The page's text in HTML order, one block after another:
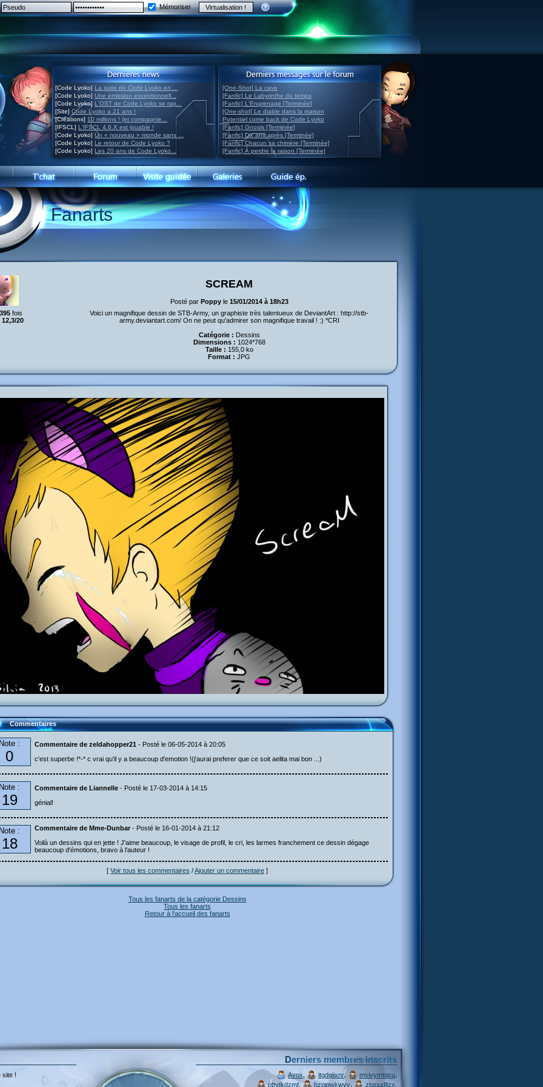
Mémoriser
[Code Lyoko] La suite de Code Lyoko en ...
[Code Lyoko] Une émission exceptionnell...
[Code Lyoko] L'OST de Code Lyoko se rap...
[Site] Code Lyoko a 21 ans !
[Créations] 10 millions ! (et compagnie...
[IFSCL] L'IFSCL 4.6.X est jouable !
[Code Lyoko] Un « nouveau » monde sans ...
[Code Lyoko] Le retour de Code Lyoko ?
[Code Lyoko] Les 20 ans de Code Lyoko...
[One-Shot] La cave
[Fanfic] Le Labyrinthe du temps
[Fanfic] L'Engrenage [Terminée]
[One-shot] Le diable dans la maison
Potentiel come back de Code Lyoko
[Fanfic] Gnosis [Terminée]
[Fanfic] Dix ans après [Terminée]
[Fanfic] Chacun sa chimère [Terminée]
[Fanfic] À perdre la raison [Terminée]
Fanarts
SCREAM
Posté par Poppyle 15/01/2014 à 18h23
fois
12,3/20
Voici un magnifique dessin de STB-Army, un graphiste très talentueux de DeviantArt : http://stb-
army.deviantart.com/ On ne peut qu'admirer son magnifique travail ! :) *CRI
Catégorie : Dessins
Dimensions : 1024*768
Taille : 155,0 ko
Format : JPG
Commentaires
Note :
0
Commentaire de zeldahopper21 - Posté le 06-05-2014 à 20:05
c'est superbe !*-* c vrai qu'il y a beaucoup d'emotion !(j'aurai preferer que ce soit aelita mai bon ...)
Note :
19
Commentaire de Liannelle - Posté le 17-03-2014 à 14:15
génial!
Note :
18
Commentaire de Mme-Dunbar - Posté le 16-01-2014 à 21:12
Voilà un dessins qui en jette ! J'aime beaucoup, le visage de profil, le cri, les larmes franchement ce dessin dégage
beaucoup d'émotions, bravo à l'auteur !
[ Voir tous les commentaires /Ajouter un commentaire ]
Tous les fanarts de la catégorie Dessins
Tous les fanarts
Retour à l'accueil des fanarts
site !
Derniers membres inscrits
Avox itgdqiixnr, msivymtqsu
pttytkdzmf, hzpjqwkwvv ztgoudljzx